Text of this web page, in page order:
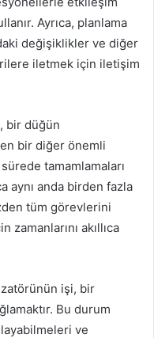
Ayrıca, planlama
değişiklikler ve diğer
iletmek için iletişim
bir düğün
bir diğer önemli
tamamlamaları
aynı anda birden fazla
tüm görevlerini
zamanlarını akıllıca
işi, bir
Bu durum
ve